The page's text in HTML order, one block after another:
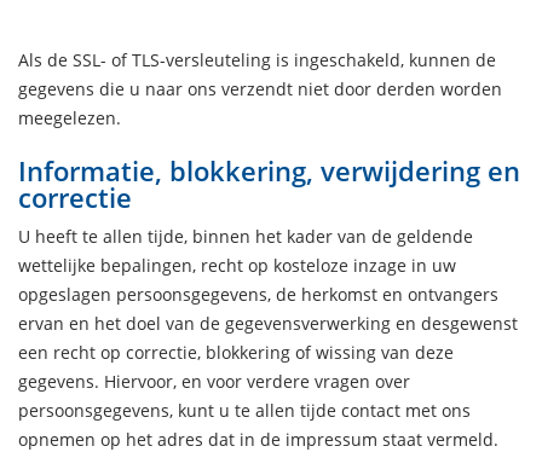
Als de SSL- of TLS-versleuteling is ingeschakeld, kunnen de
gegevens die u naar ons verzendt niet door derden worden
meegelezen.
Informatie, blokkering, verwijdering en
correctie
U heeft te allen tijde, binnen het kader van de geldende
wettelijke bepalingen, recht op kosteloze inzage in uw
opgeslagen persoonsgegevens, de herkomst en ontvangers
ervan en het doel van de gegevensverwerking en desgewenst
een recht op correctie, blokkering of wissing van deze
gegevens. Hiervoor, en voor verdere vragen over
persoonsgegevens, kunt u te allen tijde contact met ons
opnemen op het adres dat in de impressum staat vermeld.